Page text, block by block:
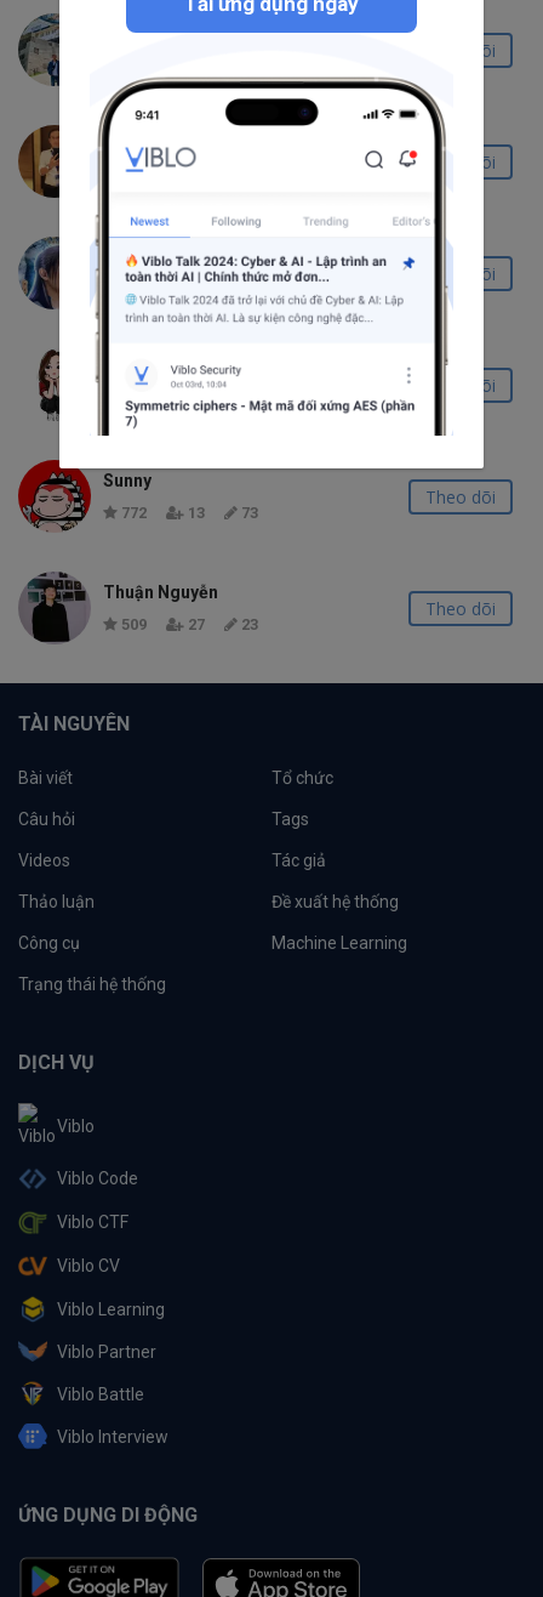
NGUYỄN ANH TUẤN
Theo dõi
Trịnh Quốc Việt
31.0K
Theo dõi
Hàn Lập Đạo tổ
834 36
Theo dõi
Michelle Nguyen
1.1K 47 43
Theo dõi
Sunny
772 13 73
Theo dõi
Thuận Nguyễn
509 27 23
Theo dõi
TÀI NGUYÊN
Bài viết Tổ chức
Câu hỏi Tags
Videos Tác giả
Thảo luận Đề xuất hệ thống
Công cụ Machine Learning
Trạng thái hệ thống
DỊCH VỤ
Viblo
Viblo Code
Viblo CTF
Viblo CV
Viblo Learning
Viblo Partner
Viblo Battle
Viblo Interview
ỨNG DỤNG DI ĐỘNG